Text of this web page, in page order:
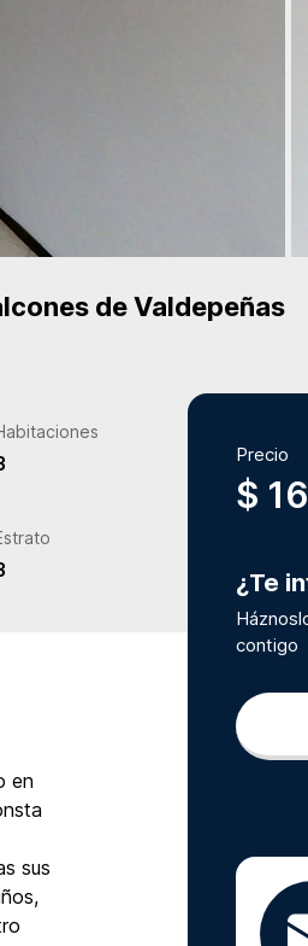
de Valdepeñas
en
sus
Precio
$
¿Te
contigo